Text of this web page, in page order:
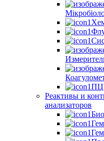
Реактивы и
анализаторов